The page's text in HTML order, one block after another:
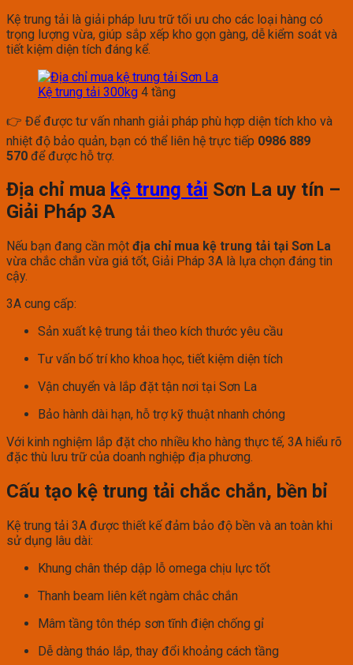
Kệ trung tải là giải pháp lưu trữ tối ưu cho các loại hàng có
trọng lượng vừa, giúp sắp xếp kho gọn gàng, dễ kiểm soát và
tiết kiệm diện tích đáng kể.
Kệ trung tải 300kg 4 tầng
👉 Để được tư vấn nhanh giải pháp phù hợp diện tích kho và
nhiệt độ bảo quản, bạn có thể liên hệ trực tiếp 0986 889
570 để được hỗ trợ.
Địa chỉ mua kệ trung tải Sơn La uy tín –
Giải Pháp 3A
Nếu bạn đang cần một địa chỉ mua kệ trung tải tại Sơn La
vừa chắc chắn vừa giá tốt, Giải Pháp 3A là lựa chọn đáng tin
cậy.
3A cung cấp:
Sản xuất kệ trung tải theo kích thước yêu cầu
Tư vấn bố trí kho khoa học, tiết kiệm diện tích
Vận chuyển và lắp đặt tận nơi tại Sơn La
Bảo hành dài hạn, hỗ trợ kỹ thuật nhanh chóng
Với kinh nghiệm lắp đặt cho nhiều kho hàng thực tế, 3A hiểu rõ
đặc thù lưu trữ của doanh nghiệp địa phương.
Cấu tạo kệ trung tải chắc chắn, bền bỉ
Kệ trung tải 3A được thiết kế đảm bảo độ bền và an toàn khi
sử dụng lâu dài:
Khung chân thép dập lỗ omega chịu lực tốt
Thanh beam liên kết ngàm chắc chắn
Mâm tầng tôn thép sơn tĩnh điện chống gỉ
Dễ dàng tháo lắp, thay đổi khoảng cách tầng